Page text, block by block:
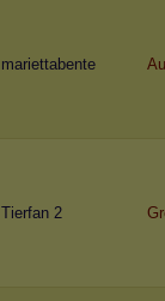
mariettabente
Tierfan 2